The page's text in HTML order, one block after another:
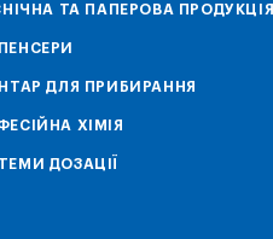
ТА ПАПЕРОВА ПРОДУКЦІЯ
ДЛЯ ПРИБИРАННЯ
ХІМІЯ
ДОЗАЦІЇ